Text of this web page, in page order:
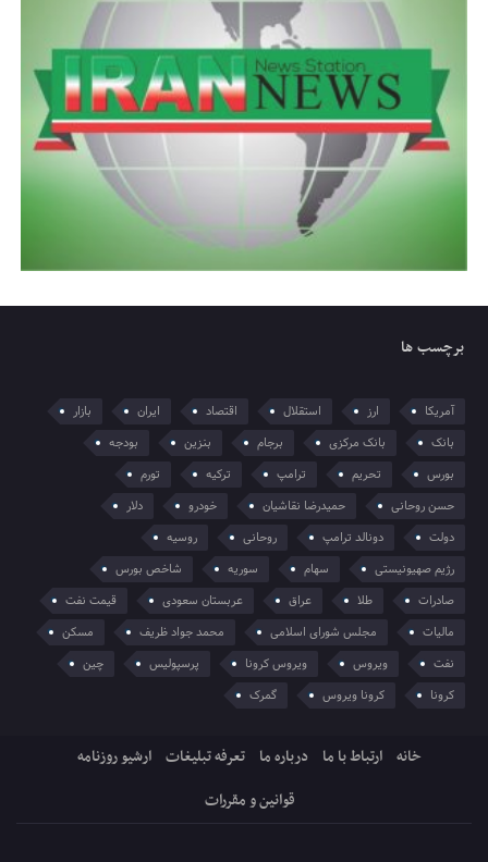
برچسب ها
آمریکا ارز استقلال اقتصاد ایران
بازار
بانک
بانک مرکزی برجام بنزین
بودجه
بورس
تحریم ترامپ ترکیه
تورم
حسن روحانی
حمیدرضا نقاشیان خودرو
دلار
دولت
دونالد ترامپ روحانی
روسیه
رژیم صهیونیستی
سهام سوریه
شاخص بورس
صادرات
طلا عراق عربستان سعودی
قیمت نفت
مالیات
مجلس شورای اسلامی محمد جواد ظریف
مسکن
نفت
ویروس ویروس کرونا پرسپولیس
چین
کرونا
کرونا ویروس گمرک
خانه ارتباط با ما درباره ما تعرفه تبلیغات ارشیو روزنامه
قوانین و مقررات